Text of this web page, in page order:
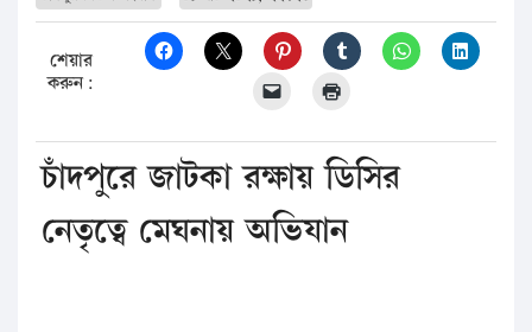
শেয়ার
করুন:
চাঁদপুরে জাটকা রক্ষায় ডিসির
নেতৃত্বে মেঘনায় অভিযান